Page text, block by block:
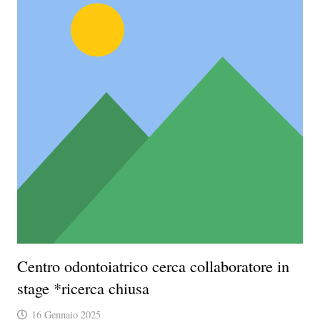
Centro odontoiatrico cerca collaboratore in
stage *ricerca chiusa
16 Gennaio 2025